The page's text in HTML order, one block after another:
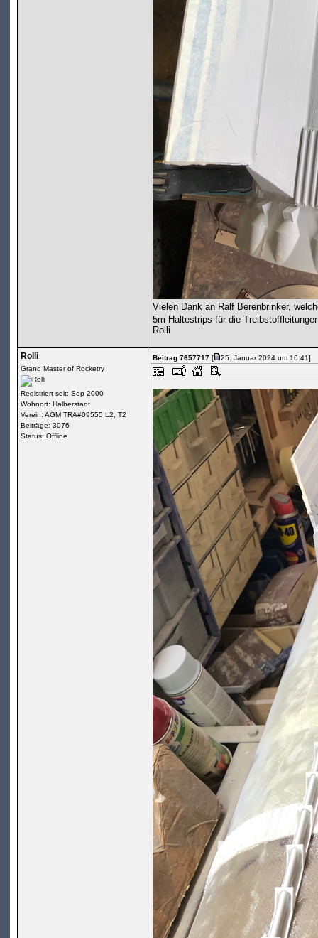
Vielen Dank an Ralf Berenbrinker,
5m Haltestrips für die
Rolli
Rolli
Grand Master of Rocketry
Registriert seit: Sep 2000
Wohnort: Halberstadt
Verein: AGM TRA#09555 L2, T2
Beiträge: 3076
Status: Offline
Beitrag 7657717[ 25. Januar 2024 um 16:41]